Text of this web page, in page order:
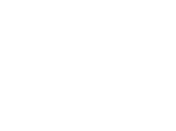
un volume
sources, telles que
des objets.
aux